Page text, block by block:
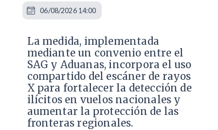
La medida, implementada
mediante un convenio entre el
SAG y Aduanas, incorpora el uso
compartido del escáner de rayos
X para fortalecer la detección de
ilícitos en vuelos nacionales y
aumentar la protección de las
fronteras regionales.
06/08/2026 14:00